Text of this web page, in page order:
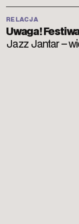
Uwaga!
Jazz Jantar –
RELACJA